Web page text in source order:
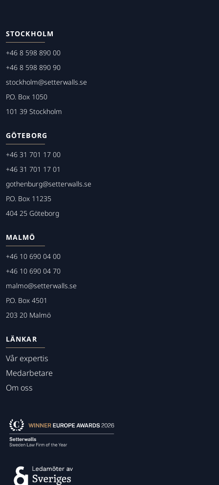
STOCKHOLM
+46 8 598 890 00
+46 8 598 890 90
stockholm@setterwalls.se
P.O. Box 1050
101 39 Stockholm
GÖTEBORG
+46 31 701 17 00
+46 31 701 17 01
gothenburg@setterwalls.se
P.O. Box 11235
404 25 Göteborg
MALMÖ
+46 10 690 04 00
+46 10 690 04 70
malmo@setterwalls.se
P.O. Box 4501
203 20 Malmö
LÄNKAR
Vår expertis
Medarbetare
Om oss